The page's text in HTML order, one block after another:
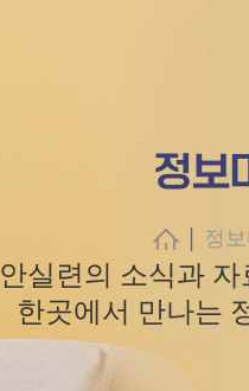
정보
| 정
안실련의 소식과
한곳에서 만나는